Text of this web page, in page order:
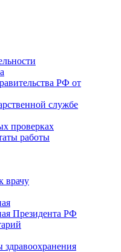
РФ от
службе
проверках
работы
врачу
Президента РФ